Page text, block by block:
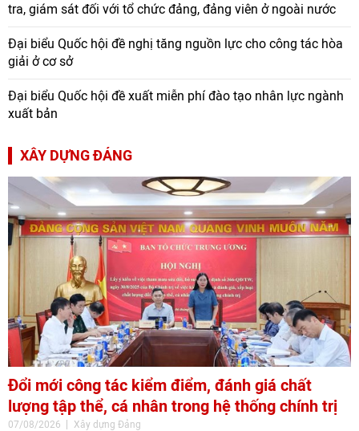
tra, giám sát đối với tổ chức đảng, đảng viên ở ngoài nước
Đại biểu Quốc hội đề nghị tăng nguồn lực cho công tác hòa
giải ở cơ sở
Đại biểu Quốc hội đề xuất miễn phí đào tạo nhân lực ngành
xuất bản
XÂY DỰNG ĐẢNG
Đổi mới công tác kiểm điểm, đánh giá chất
lượng tập thể, cá nhân trong hệ thống chính trị
07/08/2026 Xây dựng Đảng